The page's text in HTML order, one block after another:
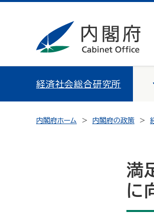
経済社会総合研究所
内閣府ホーム 内閣府の政策
満
に